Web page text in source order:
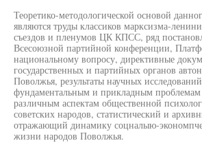
Теоретико-методологической основой
являются труды классиков марксизма-
съездов и пленумов ЦК КПСС, ряд
Всесоюзной партийной конференции,
национальному вопросу, директивные
государственных и партийных органов
Поволжья, результаты научных
фундаментальным и прикладным проблемам
различным аспектам общественной
советских народов, статистический и
отражающий динамику соцналыю-
жизни народов Поволжья.